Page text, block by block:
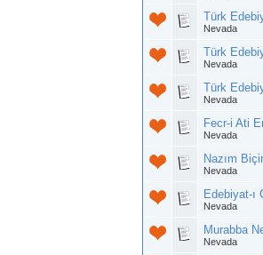
Türk
Nevada
Türk
Nevada
Türk
Nevada
Fecr-i Ati
Nevada
Nazım
Nevada
Edebiyat-ı
Nevada
Murabba
Nevada